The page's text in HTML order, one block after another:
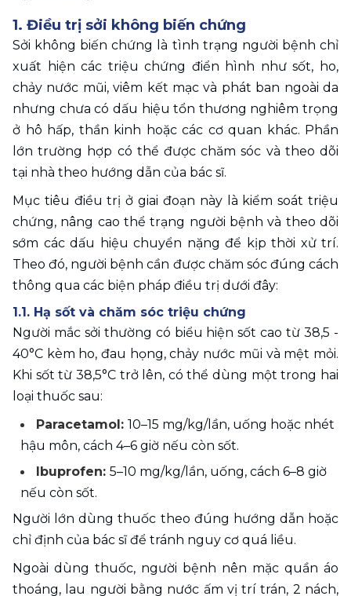
1. Điều trị sởi không biến chứng
Sởi không biến chứng là tình trạng người bệnh chỉ
xuất hiện các triệu chứng điển hình như sốt, ho,
chảy nước mũi, viêm kết mạc và phát ban ngoài da
nhưng chưa có dấu hiệu tổn thương nghiêm trọng
ở hô hấp, thần kinh hoặc các cơ quan khác. Phần
lớn trường hợp có thể được chăm sóc và theo dõi
tại nhà theo hướng dẫn của bác sĩ.
Mục tiêu điều trị ở giai đoạn này là kiểm soát triệu
chứng, nâng cao thể trạng người bệnh và theo dõi
sớm các dấu hiệu chuyển nặng để kịp thời xử trí.
Theo đó, người bệnh cần được chăm sóc đúng cách
thông qua các biện pháp điều trị dưới đây:
1.1. Hạ sốt và chăm sóc triệu chứng
Người mắc sởi thường có biểu hiện sốt cao từ 38,5 -
40°C kèm ho, đau họng, chảy nước mũi và mệt mỏi.
Khi sốt từ 38,5°C trở lên, có thể dùng một trong hai
loại thuốc sau:
Paracetamol: 10–15 mg/kg/lần, uống hoặc nhét
hậu môn, cách 4–6 giờ nếu còn sốt.
Ibuprofen: 5–10 mg/kg/lần, uống, cách 6–8 giờ
nếu còn sốt.
Người lớn dùng thuốc theo đúng hướng dẫn hoặc
chỉ định của bác sĩ để tránh nguy cơ quá liều.
Ngoài dùng thuốc, người bệnh nên mặc quần áo
thoáng, lau người bằng nước ấm vị trí trán, 2 nách,